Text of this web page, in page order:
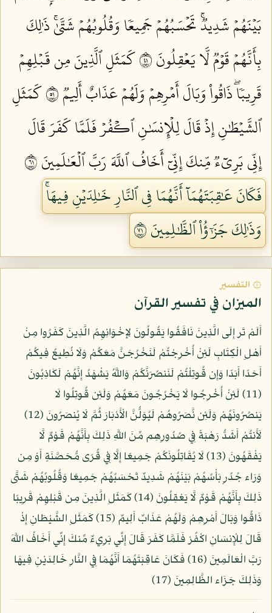
بَيۡنَهُمۡ شَدِيدٞۚ تَحۡسَبُهُمۡ جَمِيعٗا وَقُلُوبُهُمۡ شَتَّىٰۚ ذَٰلِكَ
بِأَنَّهُمۡ قَوۡمٞ لَّا يَعۡقِلُونَ ١٤
كَمَثَلِ ٱلَّذِينَ مِن قَبۡلِهِمۡ
قَرِيبٗاۖ ذَاقُواْ وَبَالَ أَمۡرِهِمۡ وَلَهُمۡ عَذَابٌ أَلِيمٞ ١٥
كَمَثَلِ
ٱلشَّيۡطَٰنِ إِذۡ قَالَ لِلۡإِنسَٰنِ ٱكۡفُرۡ فَلَمَّا كَفَرَ قَالَ
إِنِّي بَرِيٓءٞ مِّنكَ إِنِّيٓ أَخَافُ ٱللَّهَ رَبَّ ٱلۡعَٰلَمِينَ ١٦
فَكَانَ عَٰقِبَتَهُمَآ أَنَّهُمَا فِي ٱلنَّارِ خَٰلِدَيۡنِ فِيهَاۚ
وَذَٰلِكَ جَزَٰٓؤُاْ ٱلظَّٰلِمِينَ ١٧
۞ التفسير
الميزان في تفسير القرآن
أَلَمْ تَر إِلَى الَّذِينَ نَافَقُوا يَقُولُونَ لِإِخْوَانِهِمُ الَّذِينَ كَفَرُوا مِنْ
أَهْلِ الْكِتَابِ لَئِنْ أُخْرِجْتُمْ لَنَخْرُجَنَّ مَعَكُمْ وَلَا نُطِيعُ فِيكُمْ
أَحَدًا أَبَدًا وَإِن قُوتِلْتُمْ لَنَنصُرَنَّكُمْ وَاللَّهُ يَشْهَدُ إِنَّهُمْ لَكَاذِبُونَ
(11) لَئِنْ أُخْرِجُوا لَا يَخْرُجُونَ مَعَهُمْ وَلَئِن قُوتِلُوا لَا
يَنصُرُونَهُمْ وَلَئِن نَّصَرُوهُمْ لَيُوَلُّنَّ الْأَدْبَارَ ثُمَّ لَا يُنصَرُونَ (12)
لَأَنتُمْ أَشَدُّ رَهْبَةً فِي صُدُورِهِم مِّنَ اللَّهِ ذَلِكَ بِأَنَّهُمْ قَوْمٌ لَّا
يَفْقَهُونَ (13) لَا يُقَاتِلُونَكُمْ جَمِيعًا إِلَّا فِي قُرًى مُّحَصَّنَةٍ أَوْ مِن
وَرَاء جُدُرٍ بَأْسُهُمْ بَيْنَهُمْ شَدِيدٌ تَحْسَبُهُمْ جَمِيعًا وَقُلُوبُهُمْ شَتَّى
ذَلِكَ بِأَنَّهُمْ قَوْمٌ لَّا يَعْقِلُونَ (14) كَمَثَلِ الَّذِينَ مِن قَبْلِهِمْ قَرِيبًا
ذَاقُوا وَبَالَ أَمْرِهِمْ وَلَهُمْ عَذَابٌ أَلِيمٌ (15) كَمَثَلِ الشَّيْطَانِ إِذْ
قَالَ لِلْإِنسَانِ اكْفُرْ فَلَمَّا كَفَرَ قَالَ إِنِّي بَرِيءٌ مِّنكَ إِنِّي أَخَافُ اللَّهَ
رَبَّ الْعَالَمِينَ (16) فَكَانَ عَاقِبَتَهُمَا أَنَّهُمَا فِي النَّارِ خَالِدَيْنِ فِيهَا
وَذَلِكَ جَزَاء الظَّالِمِينَ (17)